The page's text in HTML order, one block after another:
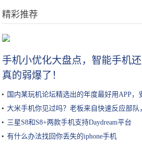
精彩推荐
早上起床多做这3件事，不仅皮肤变好还能
手机小优化大盘点，智能手机
真的弱爆了！
国内某玩机论坛精选出的年度最好用APP
大米手机你见过吗？老板来自快速反应部队
三星S8和S8+两款手机支持Daydream平台
有什么办法找回你丢失的iphone手机